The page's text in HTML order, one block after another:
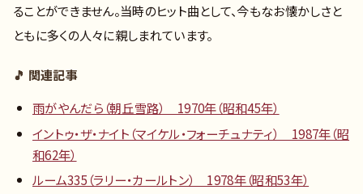
ることができません。当時のヒット曲として、今もなお懐かしさと
ともに多くの人々に親しまれています。
🎵 関連記事
雨がやんだら（朝丘雪路） 1970年（昭和45年）
イントゥ・ザ・ナイト（マイケル・フォーチュナティ） 1987年（昭
和62年）
ルーム335（ラリー・カールトン） 1978年（昭和53年）